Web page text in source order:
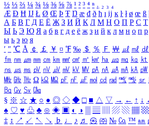
½ ⅓ ⅔ ¼ ¾ ⅛ ⅜ ⅝ ⅞ ¹ ² ³ ⁴ ⁿ ₁ ₂ ₃ ₄
Æ Ð Ħ Ĳ Ł Ø Œ Þ Ŧ Ŋ æ đ ð ħ ı ĳ ĸ ŀ ł ø œ ß
А Б В Г Д Е Ё Ж З И Й К Л М Н О П Р С Т
Ы Ь Э Ю Я а б в г д е ё ж з и й к л м н о п р
ы ь э ю я
′ ″ ℃ Å ￠ ￡ ￥ ¤ ℉ ‰ ＄ ％ Ｆ ￦ ㎕ ㎖ ㎗
㎙ ㎚ ㎛ ㎜ ㎝ ㎞ ㎟ ㎠ ㎡ ㎢ ㏊ ㎍ ㎎ ㎏ ㏏
㎱ ㎲ ㎳ ㎴ ㎵ ㎶ ㎷ ㎸ ㎹ ㎀ ㎁ ㎂ ㎃ ㎄ ㎺
㎒ ㎓ ㎔ Ω ㏀ ㏁ ㎊ ㎋ ㎌ ㏖ ㏅ ㎭ ㎮ ㎯ ㏛
㏃ ㏉ ㏜ ㏆
§ ※ ☆ ★ ○ ● ◎ ◇ ◆ □ ■ △ ▽ → ← ↑ ↓
♠ ♡ ♥ ♧ ♣ ⊙ ◈ ▣ ◐ ◑ ▒ ▤ ▨ ▧ ▦ ▩
‡ ↕ ↗ ↙ ↖ ↘ ♭ ♩ ♪ ♬ ㉿ ㈜ № ㏇ ™ ㏂